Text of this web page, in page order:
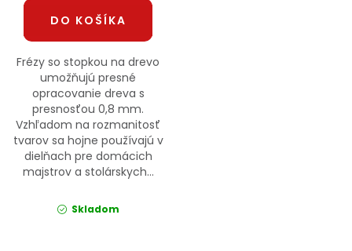
DO KOŠÍKA
Frézy so stopkou na drevo
umožňujú presné
opracovanie dreva s
presnosťou 0,8 mm.
Vzhľadom na rozmanitosť
tvarov sa hojne používajú v
dielňach pre domácich
majstrov a stolárskych...
Skladom